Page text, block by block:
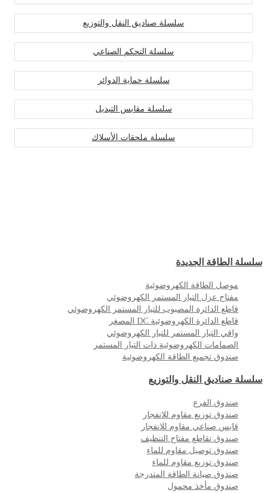
سلسلة صناديق النقل والتوزيع
سلسلة التحكم الصناعي
سلسلة حماية الدوائر
سلسلة مقابس التبديل
سلسلة ملحقات الأسلاك
سلسلة الطاقة الجديدة
موصل الطاقة الكهروضوئية
مفتاح عزل التيار المستمر الكهروضوئي
قاطع الدائرة المصبوب للتيار المستمر الكهروضوئي
قاطع الدائرة الكهروضوئية DC المصغر
واقي التيار المستمر للتيار الكهروضوئي
الصمامات الكهروضوئية ذات التيار المستمر
صندوق تجميع الطاقة الكهروضوئية
سلسلة صناديق النقل والتوزيع
صندوق الفرع
صندوق توزيع مقاوم للانفجار
قابس صناعي مقاوم للانفجار
صندوق تقاطع مفتاح التنظيف
صندوق توصيل مقاوم للماء
صندوق توزيع مقاوم للماء
صندوق صيانة الطاقة المتدرجة
صندوق مأخذ محمول